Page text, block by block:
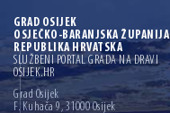
GRAD OSIJEK
OSJEČKO-BARANJSKA ŽUPANIJA
REPUBLIKA HRVATSKA
SLUŽBENI PORTAL GRADA NA DRAVI
OSIJEK.HR
Grad Osijek
F. Kuhača 9, 31000 Osijek